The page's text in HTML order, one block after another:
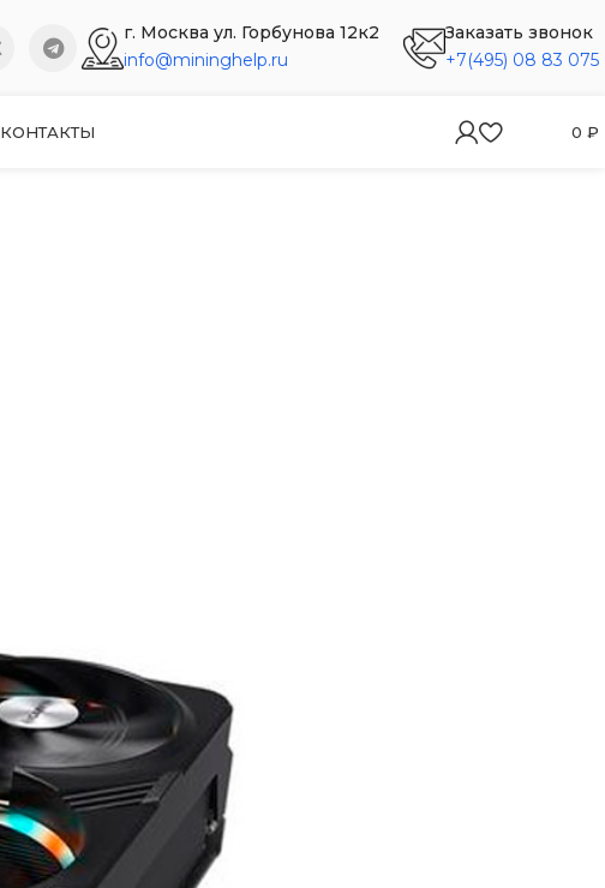
г. Москва ул. Горбунова 12к2
info@mininghelp.ru
Заказать звонок
+7(495) 08 83 075
КОНТАКТЫ 0 ₽